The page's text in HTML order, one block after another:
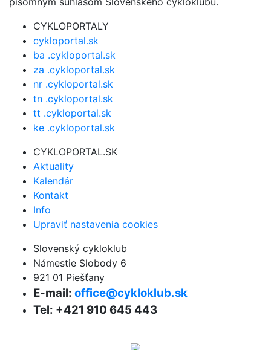
CYKLOPORTALY
cykloportal.sk
ba .cykloportal.sk
za .cykloportal.sk
nr .cykloportal.sk
tn .cykloportal.sk
tt .cykloportal.sk
ke .cykloportal.sk
CYKLOPORTAL.SK
Aktuality
Kalendár
Kontakt
Info
Upraviť nastavenia cookies
Slovenský cykloklub
Námestie Slobody 6
921 01 Piešťany
E-mail: office@cykloklub.sk
Tel: +421 910 645 443